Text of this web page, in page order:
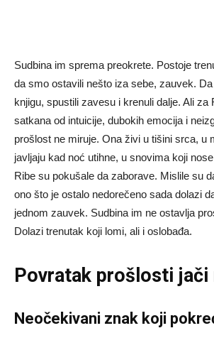
Sudbina im sprema preokrete. Postoje
da smo ostavili nešto iza sebe, zauvek.
knjigu, spustili zavesu i krenuli dalje. Ali za
satkana od intuicije, dubokih emocija i
prošlost ne miruje. Ona živi u tišini srca, u
javljaju kad noć utihne, u snovima koji
Ribe su pokušale da zaborave. Mislile su
ono što je ostalo nedorečeno sada dolazi
jednom zauvek. Sudbina im ne ostavlja
Dolazi trenutak koji lomi, ali i oslobađa.
Povratak prošlosti jači
Neočekivani znak koji